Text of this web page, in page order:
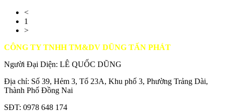
<
1
>
CÔNG TY TNHH TM&DV DŨNG TẤN PHÁT
Người Đại Diện: LÊ QUỐC DŨNG
Địa chỉ: Số 39, Hẻm 3, Tổ 23A, Khu phố 3, Phường Trảng Dài,
Thành Phố Đồng Nai
SĐT: 0978 648 174